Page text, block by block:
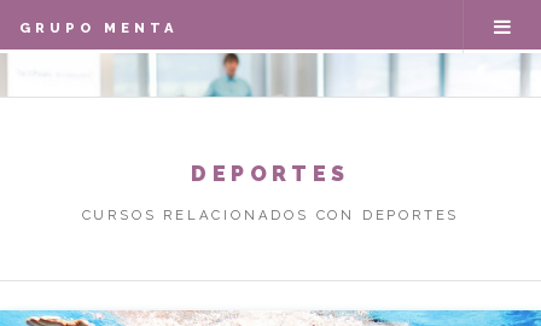
GRUPO MENTA
DEPORTES
CURSOS RELACIONADOS CON DEPORTES